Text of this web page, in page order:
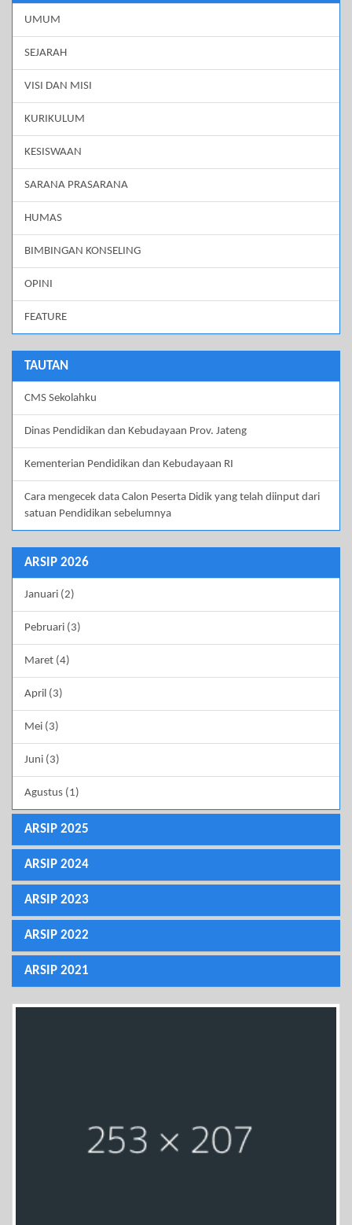
UMUM
SEJARAH
VISI DAN MISI
KURIKULUM
KESISWAAN
SARANA PRASARANA
HUMAS
BIMBINGAN KONSELING
OPINI
FEATURE
TAUTAN
CMS Sekolahku
Dinas Pendidikan dan Kebudayaan Prov. Jateng
Kementerian Pendidikan dan Kebudayaan RI
Cara mengecek data Calon Peserta Didik yang telah diinput dari
satuan Pendidikan sebelumnya
ARSIP 2026
Januari (2)
Pebruari (3)
Maret (4)
April (3)
Mei (3)
Juni (3)
Agustus (1)
ARSIP 2025
ARSIP 2024
ARSIP 2023
ARSIP 2022
ARSIP 2021